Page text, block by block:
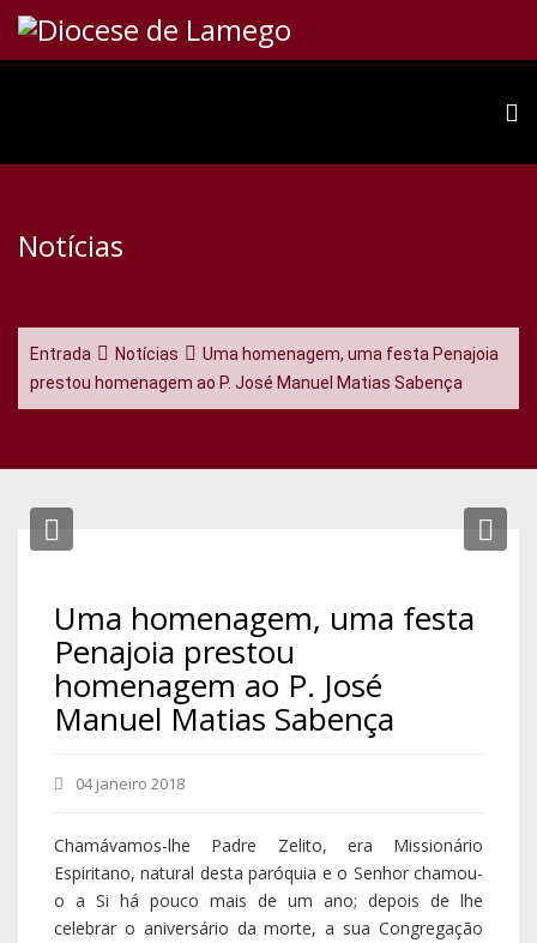
Notícias
Entrada Notícias
Uma homenagem, uma festa Penajoia
prestou homenagem ao P. José Manuel Matias Sabença
Uma homenagem, uma festa
Penajoia prestou
homenagem ao P. José
Manuel Matias Sabença
04 janeiro 2018
Chamávamos-lhe Padre Zelito, era Missionário
Espiritano, natural desta paróquia e o Senhor chamou-
o a Si há pouco mais de um ano; depois de lhe
celebrar o aniversário da morte, a sua Congregação